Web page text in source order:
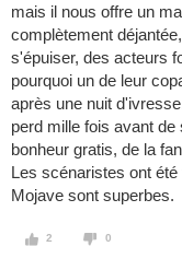
mais il nous offre un
complètement
s'épuiser, des acteurs
pourquoi un de leur
après une nuit
perd mille fois avant
bonheur gratis, de la
Les scénaristes ont
Mojave sont superbes.
2 0